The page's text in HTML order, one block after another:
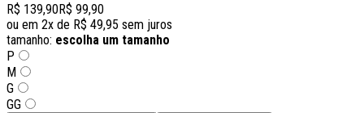
R$ 139,90R$ 99,90
ou em 2x de R$ 49,95 sem juros
tamanho: escolha um tamanho
P
M
G
GG